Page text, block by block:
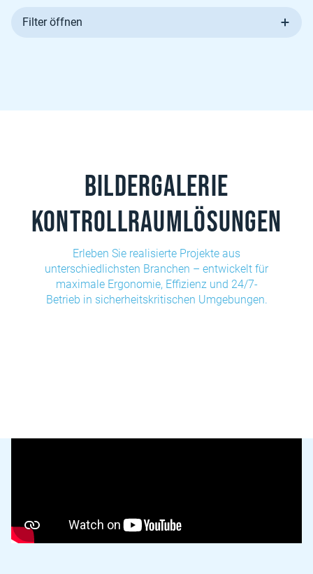
Filter öffnen
Bildergalerie
Kontrollraumlösungen
Erleben Sie realisierte Projekte aus
unterschiedlichsten Branchen – entwickelt für
maximale Ergonomie, Effizienz und 24/7-
Betrieb in sicherheitskritischen Umgebungen.